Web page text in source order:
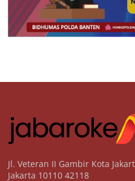
Jl. Veteran II Gambir Kota
Jakarta 10110 42118